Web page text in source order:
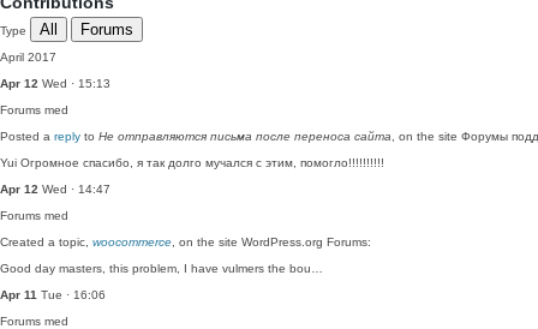
Type All Forums
April 2017
Apr 12 Wed · 15:13
Forums med
Posted a reply to Не отправляются письма после переноса сайта , on the site Форумы
Yui Огромное спасибо, я так долго мучался с этим, помогло!!!!!!!!!!
Apr 12 Wed · 14:47
Forums med
Created a topic, woocommerce , on the site WordPress.org Forums:
Good day masters, this problem, I have vulmers the bou…
Apr 11 Tue · 16:06
Forums med